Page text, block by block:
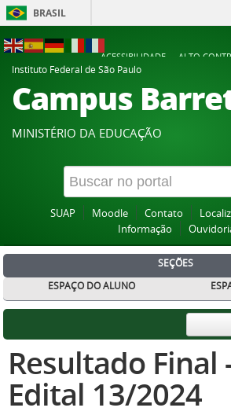
BRASIL
ACESSIBILIDADE
ALTO
Instituto Federal de São Paulo
Campus
MINISTÉRIO DA EDUCAÇÃO
SUAP Moodle Contato
Informação
SEÇÕES
ESPAÇO DO ALUNO
Resultado Final
Edital 13/2024